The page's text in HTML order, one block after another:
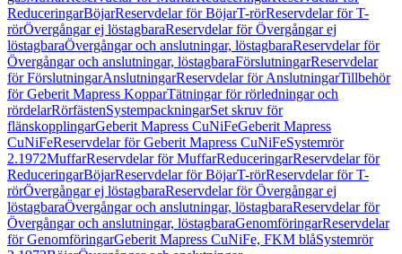
ReduceringarBöjarReservdelar för BöjarT-rörReservdelar för T-
rörÖvergångar ej löstagbaraReservdelar för Övergångar ej
löstagbaraÖvergångar och anslutningar, löstagbaraReservdelar för
Övergångar och anslutningar, löstagbaraFörslutningarReservdelar
för FörslutningarAnslutningarReservdelar för AnslutningarTillbehör
för Geberit Mapress KopparTätningar för rörledningar och
rördelarRörfästenSystempackningarSet skruv för
flänskopplingarGeberit Mapress CuNiFeGeberit Mapress
CuNiFeReservdelar för Geberit Mapress CuNiFeSystemrör
2.1972MuffarReservdelar för MuffarReduceringarReservdelar för
ReduceringarBöjarReservdelar för BöjarT-rörReservdelar för T-
rörÖvergångar ej löstagbaraReservdelar för Övergångar ej
löstagbaraÖvergångar och anslutningar, löstagbaraReservdelar för
Övergångar och anslutningar, löstagbaraGenomföringarReservdelar
för GenomföringarGeberit Mapress CuNiFe, FKM blåSystemrör